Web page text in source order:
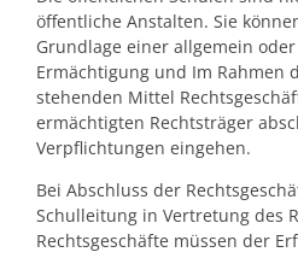
öffentliche Anstalten. Sie
Grundlage einer allgemein
Ermächtigung und Im Rahmen
stehenden Mittel
ermächtigten Rechtsträger
Verpflichtungen eingehen.
Bei Abschluss der
Schulleitung in Vertretung des
Rechtsgeschäfte müssen der